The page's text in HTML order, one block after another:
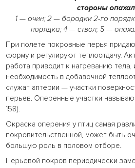
стороны
1 — очин; 2 — бородки 2-го
порядка; 4 — ствол; 5 —
При полете покровные перья
форму и регулируют теплоотдачу.
работа приводит к нагреванию тела,
необходимость в добавочной
служат аптерии — участки
перьев. Оперенные участки
158).
Окраска оперения у птиц самая
покровительственной, может быть
большую роль в половом отборе.
Перьевой покров периодически